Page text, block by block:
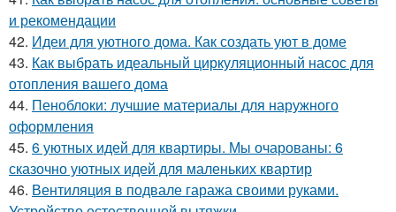
и рекомендации
42. Идеи для уютного дома. Как создать уют в доме
43. Как выбрать идеальный циркуляционный насос для
отопления вашего дома
44. Пеноблоки: лучшие материалы для наружного
оформления
45. 6 уютных идей для квартиры. Мы очарованы: 6
сказочно уютных идей для маленьких квартир
46. Вентиляция в подвале гаража своими руками.